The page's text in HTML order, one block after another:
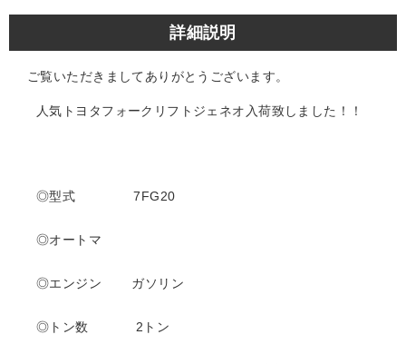
詳細説明
ご覧いただきましてありがとうございます。
人気トヨタフォークリフトジェネオ入荷致しました！！
◎型式 7FG20
◎オートマ
◎エンジン ガソリン
◎トン数 2トン